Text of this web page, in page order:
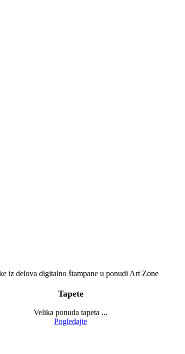
Tapete
Velika ponuda tapeta ...
Pogledajte